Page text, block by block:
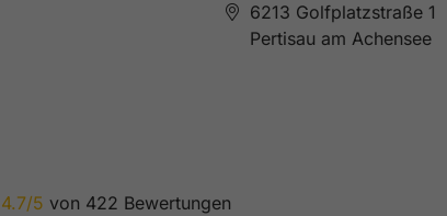
6213 Golfplatzstraße 1
Pertisau am Achensee
4.7/5 von 422 Bewertungen